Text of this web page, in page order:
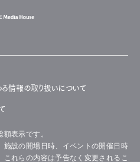
情報の取り扱いについて
表示です。
設の開場日時、イベントの開催日時
れらの内容は予告なく変更されるこ